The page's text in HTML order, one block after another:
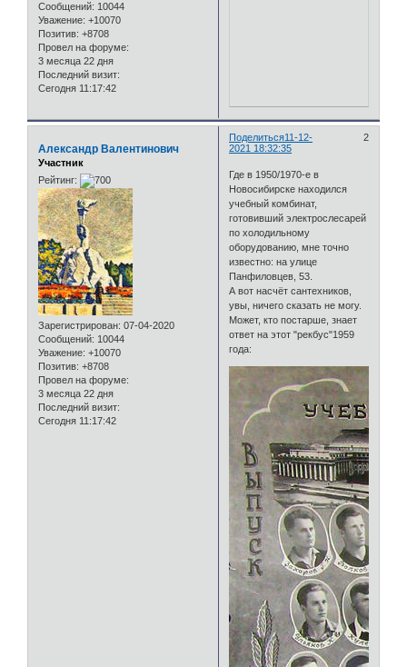
Сообщений: 10044
Уважение: +10070
Позитив: +8708
Провел на форуме:
3 месяца 22 дня
Последний визит:
Сегодня 11:17:42
Поделиться 2
11-12-
2021 18:32:35
Александр Валентинович
Участник
Рейтинг:
Зарегистрирован: 07-04-2020
Сообщений: 10044
Уважение: +10070
Позитив: +8708
Провел на форуме:
3 месяца 22 дня
Последний визит:
Сегодня 11:17:42
Где в 1950/1970-е в
Новосибирске находился
учебный комбинат,
готовивший электрослесарей
по холодильному
оборудованию, мне точно
известно: на улице
Панфиловцев, 53.
А вот насчёт сантехников,
увы, ничего сказать не могу.
Может, кто постарше, знает
ответ на этот "рекбус"1959
года: